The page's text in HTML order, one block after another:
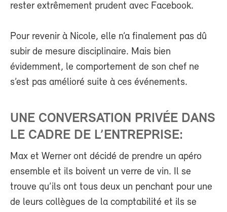
rester extrêmement prudent avec Facebook.
Pour revenir à Nicole, elle n’a finalement pas dû
subir de mesure disciplinaire. Mais bien
évidemment, le comportement de son chef ne
s’est pas amélioré suite à ces événements.
UNE CONVERSATION PRIVÉE DANS
LE CADRE DE L’ENTREPRISE:
Max et Werner ont décidé de prendre un apéro
ensemble et ils boivent un verre de vin. Il se
trouve qu’ils ont tous deux un penchant pour une
de leurs collègues de la comptabilité et ils se